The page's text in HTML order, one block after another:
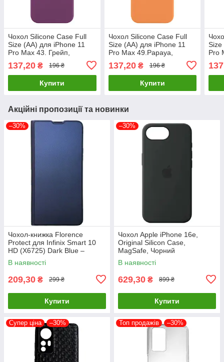
Чохол Silicone Case Full
Size (AA) для iPhone 11
Pro Max 43. Грейп,
оригінальний, легкий і
міцний
137,20 ₴ 196 ₴
Купити
Чохол Silicone Case Full
Size (AA) для iPhone 11
Pro Max 49.Papaya,
оригінальний, легкий і
міцний
137,20₴ 196 ₴
Купити
Size
Pro
Акційні пропозиції та новинки
–30%
Чохол-книжка Florence
Protect для Infinix Smart 10
HD (X6725) Dark Blue –
стильний та надійний захист
смартфона з магнітно
В наявності
209,30 ₴ 299 ₴
Купити
–30%
Чохол Apple iPhone 16e,
Original Silicon Case,
MagSafe, Чорний
В наявності
629,30 ₴ 899 ₴
Купити
Супер ціна –30% Топ продажів –30%